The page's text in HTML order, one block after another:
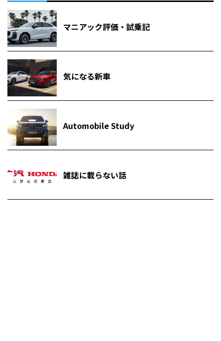
マニアック評価・試乗記
気になる新車
Automobile Study
雑誌に載らない話